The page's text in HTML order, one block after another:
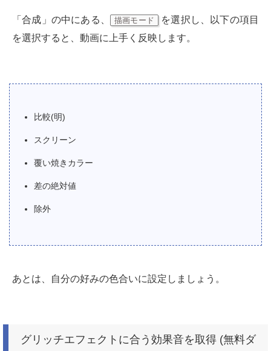
「合成」の中にある、 描画モード
を選択し、以下の項目
を選択すると、動画に上手く反映します。
比較(明)
スクリーン
覆い焼きカラー
差の絶対値
除外
あとは、自分の好みの色合いに設定しましょう。
グリッチエフェクトに合う効果音を取得 (無料ダ